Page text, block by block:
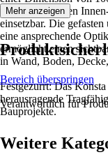
es sowohl für den
einsetzbar. Die
eine ansprechende
ermöglicht einen
in Wand, Boden,
Festgezurrt: Das
herausragende
Bauprojekte.
Mehr anzeigen
Bereich überspringen
Verantwortlich für
Weitere